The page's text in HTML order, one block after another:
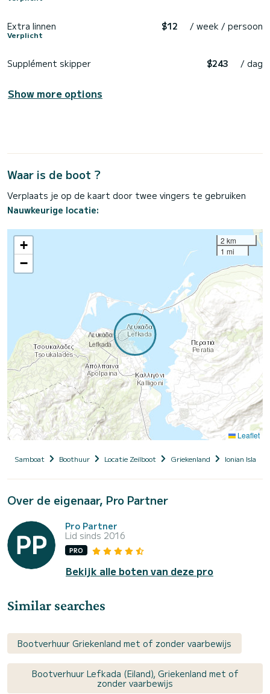
Extra linnen
Verplicht
$12 / week / persoon
Supplément skipper $243 / dag
Show more options
Waar is de boot ?
Verplaats je op de kaart door twee vingers te gebruiken
Nauwkeurige locatie:
+
−
2 km
1 mi
Leaflet
Samboat Boothuur Locatie Zeilboot Griekenland Ionian Islands
Over de eigenaar, Pro Partner
Pro Partner
Lid sinds 2016
PRO
Bekijk alle boten van deze pro
Similar searches
Bootverhuur Griekenland met of zonder vaarbewijs
Bootverhuur Lefkada (Eiland), Griekenland met of
zonder vaarbewijs